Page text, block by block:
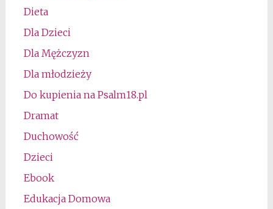
Dieta
Dla Dzieci
Dla Mężczyzn
Dla młodzieży
Do kupienia na Psalm18.pl
Dramat
Duchowość
Dzieci
Ebook
Edukacja Domowa